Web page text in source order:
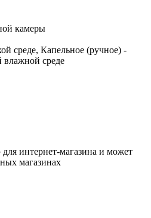
камеры
среде, Капельное (ручное) -
влажной среде
интернет-магазина и может
магазинах